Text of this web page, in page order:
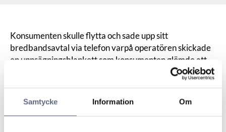
Samtycke Information Om
Konsumenten skulle flytta och sade upp sitt
bredbandsavtal via telefon varpå operatören skickade
en uppsägningsblankett som konsumenten glömde att
skicka tillbaka till operatören. Över ett år efter
fortsatt att debitera henne månadsvis via autogirot och
begärde därför återbetalning.